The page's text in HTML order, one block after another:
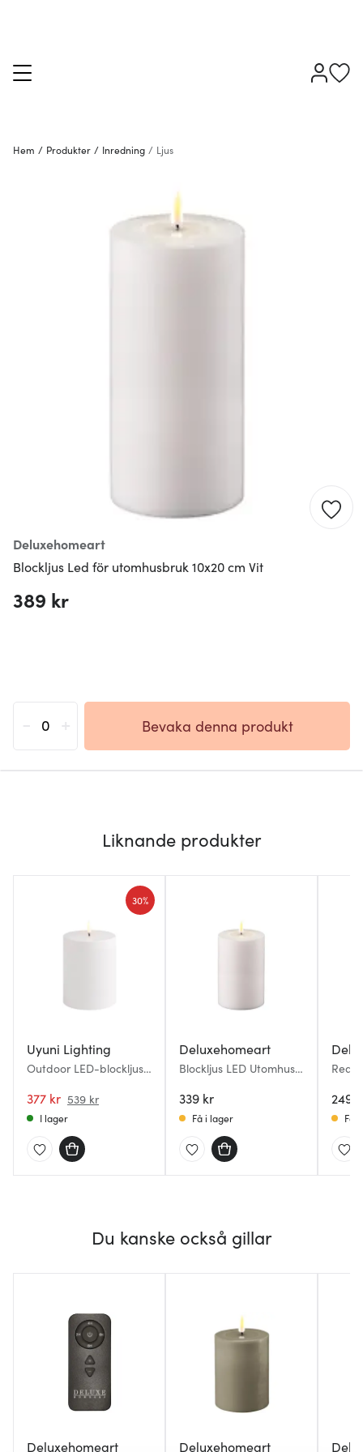
Hem / Produkter / Inredning / Ljus
Deluxehomeart
Blockljus Led för utomhusbruk 10x20 cm Vit
389 kr
Bevaka denna produkt
Liknande produkter
Uyuni Lighting
Outdoor LED-blockljus
377 kr 539 kr
30%
I lager
Deluxehomeart
Blockljus LED Utomhus
339 kr
Få i lager
Real
Vit
249
Få
Du kanske också gillar
Deluxehomeart Deluxehomeart